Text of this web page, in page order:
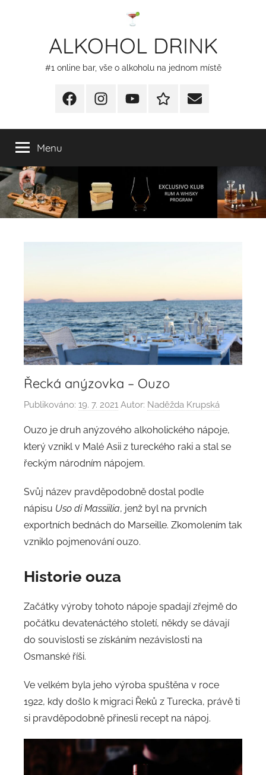
ALKOHOL DRINK
#1 online bar, vše o alkoholu na jednom místě
FacebookInstagram
YT
Redakční
E-
Menu
Řecká anýzovka – Ouzo
Publikováno: 19. 7. 2021 Autor: Naděžda Krupská
Ouzo je druh anýzového alkoholického nápoje,
který vznikl v Malé Asii z tureckého raki a stal se
řeckým národním nápojem.
Svůj název pravděpodobně dostal podle
nápisu Uso di Massiilia, jenž byl na prvních
exportních bednách do Marseille. Zkomolením tak
vzniklo pojmenování ouzo.
Historie ouza
Začátky výroby tohoto nápoje spadají zřejmě do
počátku devatenáctého století, někdy se dávají
do souvislosti se získáním nezávislosti na
Osmanské říši.
Ve velkém byla jeho výroba spuštěna v roce
1922, kdy došlo k migraci Řeků z Turecka, právě ti
si pravděpodobně přinesli recept na nápoj.